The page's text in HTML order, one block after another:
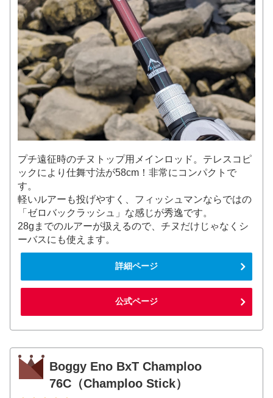
プチ遠征時のチヌトップ用メインロッド。テレスコピ
ックにより仕舞寸法が58cm！非常にコンパクトで
す。
軽いルアーも投げやすく、フィッシュマンならではの
「ゼロバックラッシュ」な感じが秀逸です。
28gまでのルアーが扱えるので、チヌだけじゃなくシ
ーバスにも使えます。
詳細ページ
公式ページ
Boggy Eno BxT Champloo
76C（Champloo Stick）